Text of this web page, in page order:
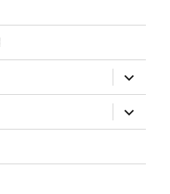
laienda
laienda